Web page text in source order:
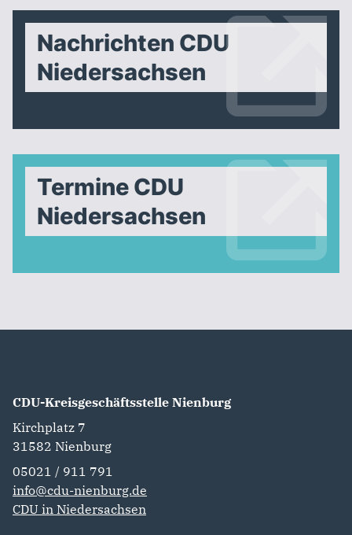
Nachrichten CDU
Niedersachsen
Termine CDU
Niedersachsen
CDU-Kreisgeschäftsstelle Nienburg
Kirchplatz 7
31582 Nienburg
05021 / 911 791
info@cdu-nienburg.de
CDU in Niedersachsen